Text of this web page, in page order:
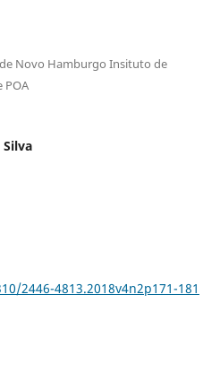
Novo Hamburgo Insituto de
POA
2446-4813.2018v4n2p171-181